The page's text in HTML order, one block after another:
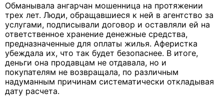
Обманывала ангарчан мошенница на протяжении
трех лет. Люди, обращавшиеся к ней в агентство за
услугами, подписывали договор и оставляли ей на
ответственное хранение денежные средства,
предназначенные для оплаты жилья. Аферистка
убеждала их, что так будет безопаснее. В итоге,
деньги она продавцам не отдавала, но и
покупателям не возвращала, по различным
надуманным причинам систематически откладывая
дату расчета.